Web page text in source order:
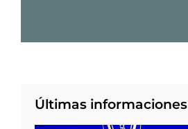
Últimas informaciones